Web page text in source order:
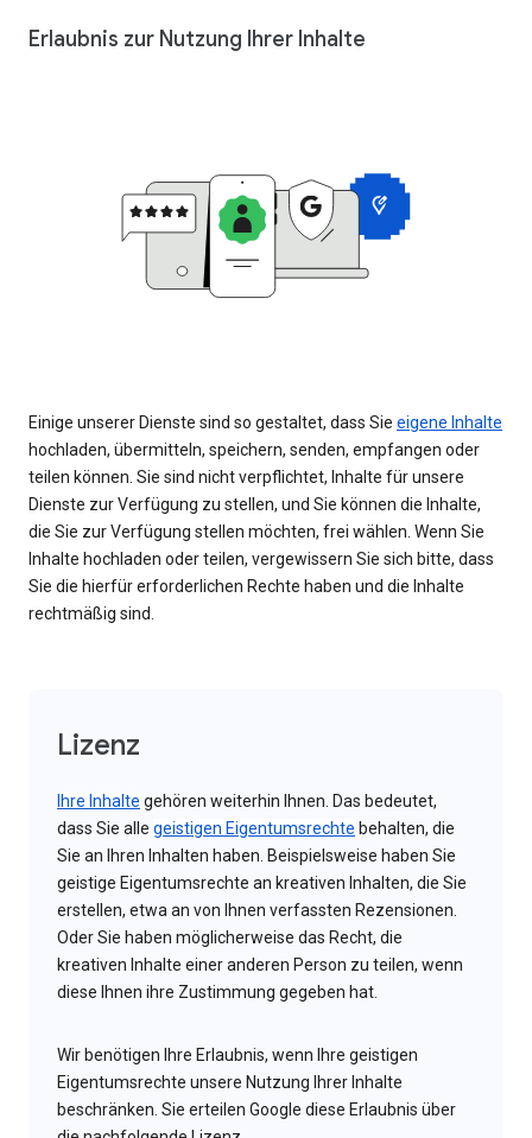
Erlaubnis zur Nutzung Ihrer Inhalte
Einige unserer Dienste sind so gestaltet, dass Sie eigene Inhalte
hochladen, übermitteln, speichern, senden, empfangen oder
teilen können. Sie sind nicht verpflichtet, Inhalte für unsere
Dienste zur Verfügung zu stellen, und Sie können die Inhalte,
die Sie zur Verfügung stellen möchten, frei wählen. Wenn Sie
Inhalte hochladen oder teilen, vergewissern Sie sich bitte, dass
Sie die hierfür erforderlichen Rechte haben und die Inhalte
rechtmäßig sind.
Lizenz
Ihre Inhalte gehören weiterhin Ihnen. Das bedeutet,
dass Sie alle geistigen Eigentumsrechte behalten, die
Sie an Ihren Inhalten haben. Beispielsweise haben Sie
geistige Eigentumsrechte an kreativen Inhalten, die Sie
erstellen, etwa an von Ihnen verfassten Rezensionen.
Oder Sie haben möglicherweise das Recht, die
kreativen Inhalte einer anderen Person zu teilen, wenn
diese Ihnen ihre Zustimmung gegeben hat.
Wir benötigen Ihre Erlaubnis, wenn Ihre geistigen
Eigentumsrechte unsere Nutzung Ihrer Inhalte
beschränken. Sie erteilen Google diese Erlaubnis über